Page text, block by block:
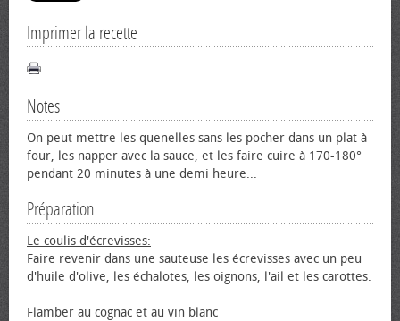
Imprimer la recette
Notes
On peut mettre les quenelles sans les pocher dans un plat à
four, les napper avec la sauce, et les faire cuire à 170-180°
pendant 20 minutes à une demi heure...
Préparation
Le coulis d'écrevisses:
Faire revenir dans une sauteuse les écrevisses avec un peu
d'huile d'olive, les échalotes, les oignons, l'ail et les carottes.
Flamber au cognac et au vin blanc